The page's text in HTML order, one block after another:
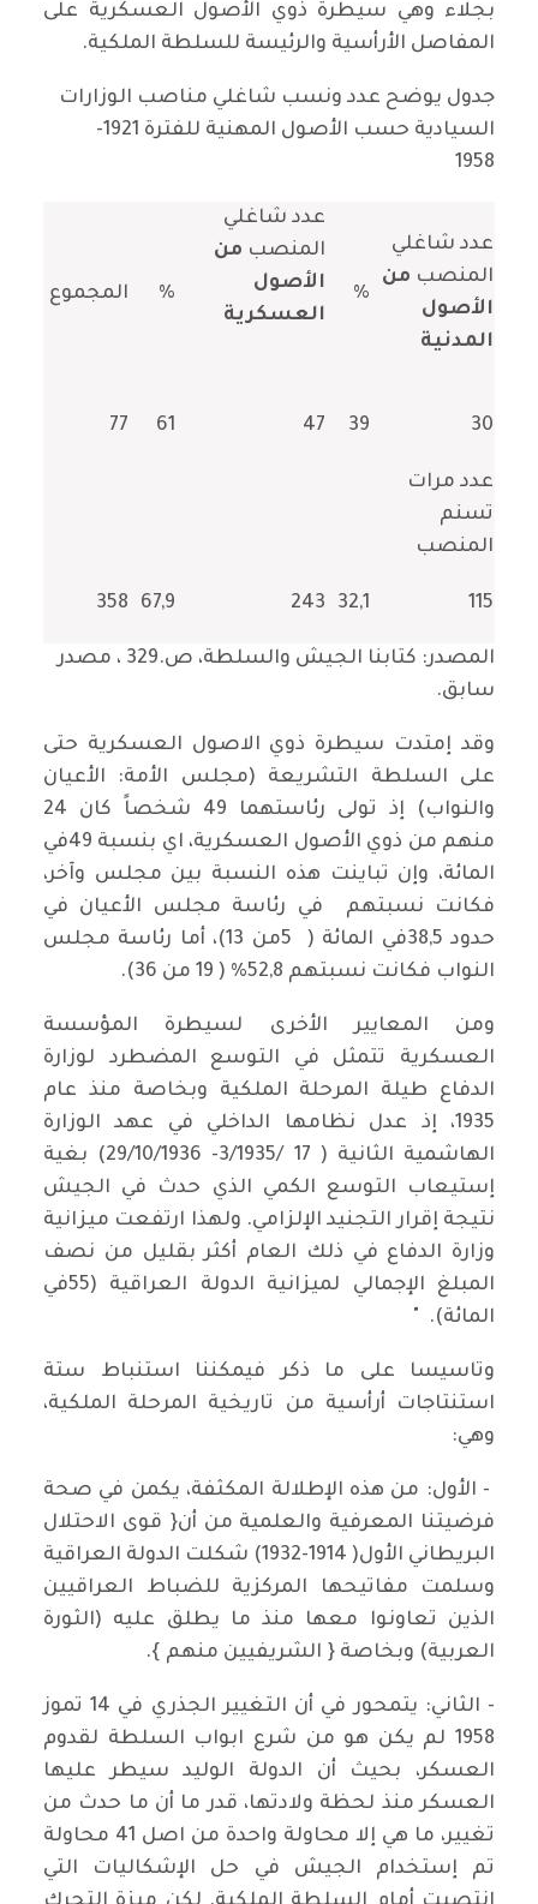
بجلاء وهي سيطرة ذوي الأصول العسكرية على
المفاصل الأرأسية والرئيسة للسلطة الملكية.
جدول يوضح عدد ونسب شاغلي مناصب الوزارات
السيادية حسب الأصول المهنية للفترة 1921-
1958
عدد شاغلي
المنصب من
الأصول
المدنية
%
عدد شاغلي
المنصب من
الأصول
العسكرية
% المجموع
30
39
47
61
77
عدد مرات
تسنم
المنصب
115
32,1
243
67,9
358
المصدر: كتابنا الجيش والسلطة، ص.329 ، مصدر
سابق.
وقد إمتدت سيطرة ذوي الاصول العسكرية حتى
على السلطة التشريعة (مجلس الأمة: الأعيان
والنواب) إذ تولى رئاستهما 49 شخصاً كان 24
منهم من ذوي الأصول العسكرية، اي بنسبة 49في
المائة، وإن تباينت هذه النسبة بين مجلس وآخر،
فكانت نسبتهم في رئاسة مجلس الأعيان في
حدود 38,5في المائة ( 5من 13)، أما رئاسة مجلس
النواب فكانت نسبتهم 52,8% ( 19 من 36).
ومن المعايير الأخرى لسيطرة المؤسسة
العسكرية تتمثل في التوسع المضطرد لوزارة
الدفاع طيلة المرحلة الملكية وبخاصة منذ عام
1935، إذ عدل نظامها الداخلي في عهد الوزارة
الهاشمية الثانية ( 17 /3/1935- 29/10/1936) بغية
إستيعاب التوسع الكمي الذي حدث في الجيش
نتيجة إقرار التجنيد الإلزامي. ولهذا ارتفعت ميزانية
وزارة الدفاع في ذلك العام أكثر بقليل من نصف
المبلغ الإجمالي لميزانية الدولة العراقية (55في
المائة). "
وتاسيسا على ما ذكر فيمكننا استنباط ستة
استنتاجات أرأسية من تاريخية المرحلة الملكية،
وهي:
- الأول: من هذه الإطلالة المكثفة، يكمن في صحة
فرضيتنا المعرفية والعلمية من أن{ قوى الاحتلال
البريطاني الأول( 1914-1932) شكلت الدولة العراقية
وسلمت مفاتيحها المركزية للضباط العراقيين
الذين تعاونوا معها منذ ما يطلق عليه (الثورة
العربية) وبخاصة { الشريفيين منهم }.
- الثاني: يتمحور في أن التغيير الجذري في 14 تموز
1958 لم يكن هو من شرع ابواب السلطة لقدوم
العسكر، بحيث أن الدولة الوليد سيطر عليها
العسكر منذ لحظة ولادتها، قدر ما أن ما حدث من
تغيير، ما هي إلا محاولة واحدة من اصل 41 محاولة
تم إستخدام الجيش في حل الإشكاليات التي